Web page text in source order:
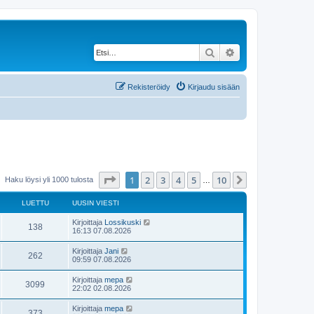
Etsi
Kirjaudu sisään
Rekisteröidy
Haku löysi yli 1000 tulosta Sivu 10
1 2 3 4 5 10
LUETTU UUSIN VIESTI
138L
u
t
t
U
u
n
v
i
e
s
t
Kirjoittaja Lossikuski
16:13 07.08.2026
262L
u
t
U
u
n
v
i
e
Kirjoittaja Jani
09:59 07.08.2026
3099
u
U
u
n
Kirjoittaja mepa
22:02 02.08.2026
U
Kirjoittaja mepa